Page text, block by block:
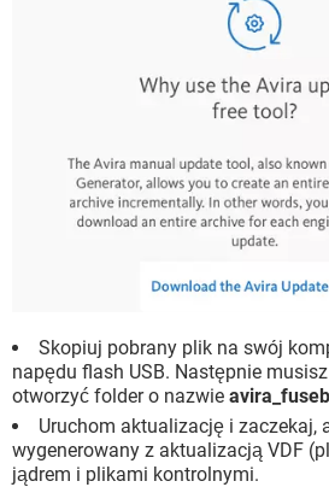
Skopiuj pobrany plik na swój
napędu flash USB. Następnie
otworzyć folder o nazwie
Uruchom aktualizację i zaczekaj,
wygenerowany z aktualizacją VDF
jądrem i plikami kontrolnymi.